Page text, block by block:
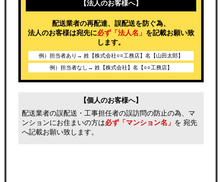
【法人のお客様へ】
配送業者の再配達、誤配送を防ぐ為、
法人のお客様は宛先に必ず「法人名」 を記載お願い致
します。
例）担当者あり→ 姓【株式会社○○工務店】名【山田太郎】
例）担当者なし→ 姓【株式会社】名【○○工務店】
【個人のお客様へ】
配送業者の誤配送・工事担任者の誤訪問の防止の為、マ
ンションにお住まいの方は必ず「マンション名」 を 宛先
へ記載お願い致します。